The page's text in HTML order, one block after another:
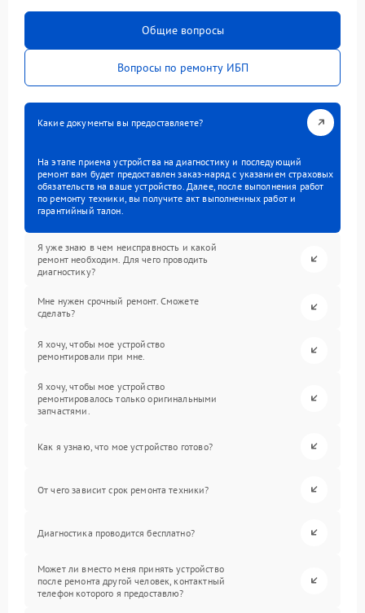
Общие вопросы
Вопросы по ремонту ИБП
Какие документы вы предоставляете?
На этапе приема устройства на диагностику и последующий
ремонт вам будет предоставлен заказ-наряд с указанием страховых
обязательств на ваше устройство. Далее, после выполнения работ
по ремонту техники, вы получите акт выполненных работ и
гарантийный талон.
Я уже знаю в чем неисправность и какой
ремонт необходим. Для чего проводить
диагностику?
Мне нужен срочный ремонт. Сможете
сделать?
Я хочу, чтобы мое устройство
ремонтировали при мне.
Я хочу, чтобы мое устройство
ремонтировалось только оригинальными
запчастями.
Как я узнаю, что мое устройство готово?
От чего зависит срок ремонта техники?
Диагностика проводится бесплатно?
Может ли вместо меня принять устройство
после ремонта другой человек, контактный
телефон которого я предоставлю?